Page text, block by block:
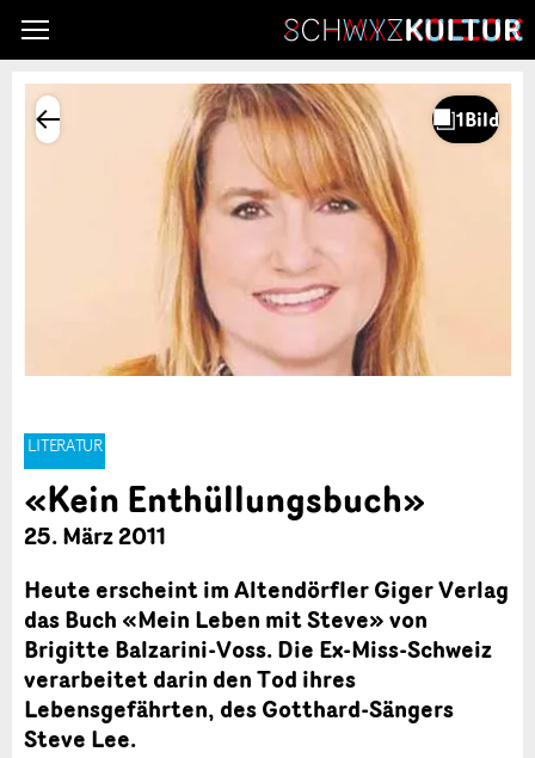
LITERATUR
«Kein Enthüllungsbuch»
25. März 2011
Heute erscheint im Altendörfler Giger Verlag
das Buch «Mein Leben mit Steve» von
Brigitte Balzarini-Voss. Die Ex-Miss-Schweiz
verarbeitet darin den Tod ihres
Lebensgefährten, des Gotthard-Sängers
Steve Lee.